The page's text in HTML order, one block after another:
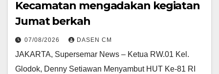
Kecamatan mengadakan kegiatan
Jumat berkah
07/08/2026 DASEN CM
JAKARTA, Supersemar News – Ketua RW.01 Kel.
Glodok, Denny Setiawan Menyambut HUT Ke-81 RI